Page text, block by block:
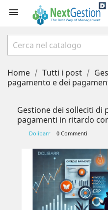

Home Tutti i post
pagamento e dei
Gestione dei solleciti di
pagamenti in ritardo
Dolibarr 0 Commenti